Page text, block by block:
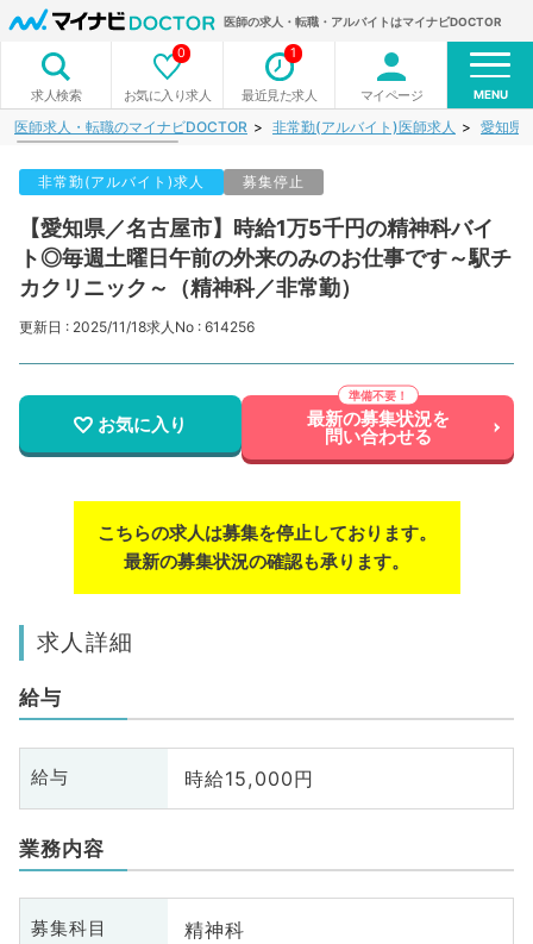
医師の求人・転職・アルバイトはマイナビDOCTOR
求人検索 お気に入り求人
0
最近見た求人
1
マイページ MENU
医師求人・転職のマイナビDOCTOR 非常勤(アルバイト)医師求人 愛知県
非常勤(アルバイト)求人 募集停止
【愛知県／名古屋市】時給1万5千円の精神科バイ
ト◎毎週土曜日午前の外来のみのお仕事です～駅チ
カクリニック～（精神科／非常勤）
更新日 : 2025/11/18求人No : 614256
お気に入り 最新の募集状況を
問い合わせる
こちらの求人は募集を停止しております。
最新の募集状況の確認も承ります。
求人詳細
給与
給与 時給15,000円
業務内容
募集科目 精神科